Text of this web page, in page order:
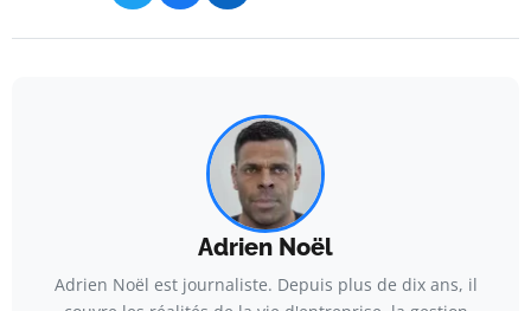
Adrien Noël
Adrien Noël est journaliste. Depuis plus de dix ans, il